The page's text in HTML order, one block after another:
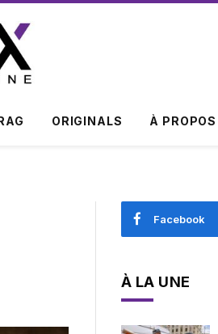
ORIGINALS À PROPOS
Facebook
À LA UNE